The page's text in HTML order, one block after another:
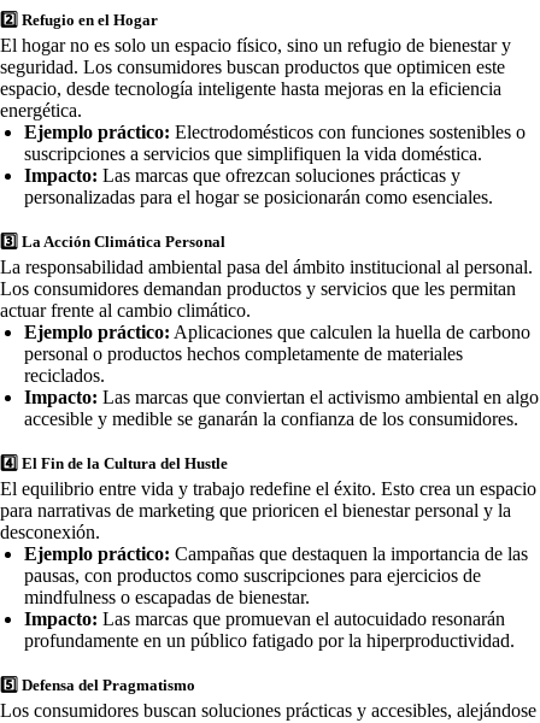
2️⃣ Refugio en el Hogar
El hogar no es solo un espacio físico, sino un refugio de bienestar y
seguridad. Los consumidores buscan productos que optimicen este
espacio, desde tecnología inteligente hasta mejoras en la eficiencia
energética.
Ejemplo práctico: Electrodomésticos con funciones sostenibles o
suscripciones a servicios que simplifiquen la vida doméstica.
Impacto: Las marcas que ofrezcan soluciones prácticas y
personalizadas para el hogar se posicionarán como esenciales.
3️⃣ La Acción Climática Personal
La responsabilidad ambiental pasa del ámbito institucional al personal.
Los consumidores demandan productos y servicios que les permitan
actuar frente al cambio climático.
Ejemplo práctico: Aplicaciones que calculen la huella de carbono
personal o productos hechos completamente de materiales
reciclados.
Impacto: Las marcas que conviertan el activismo ambiental en algo
accesible y medible se ganarán la confianza de los consumidores.
4️⃣ El Fin de la Cultura del Hustle
El equilibrio entre vida y trabajo redefine el éxito. Esto crea un espacio
para narrativas de marketing que prioricen el bienestar personal y la
desconexión.
Ejemplo práctico: Campañas que destaquen la importancia de las
pausas, con productos como suscripciones para ejercicios de
mindfulness o escapadas de bienestar.
Impacto: Las marcas que promuevan el autocuidado resonarán
profundamente en un público fatigado por la hiperproductividad.
5️⃣ Defensa del Pragmatismo
Los consumidores buscan soluciones prácticas y accesibles, alejándose